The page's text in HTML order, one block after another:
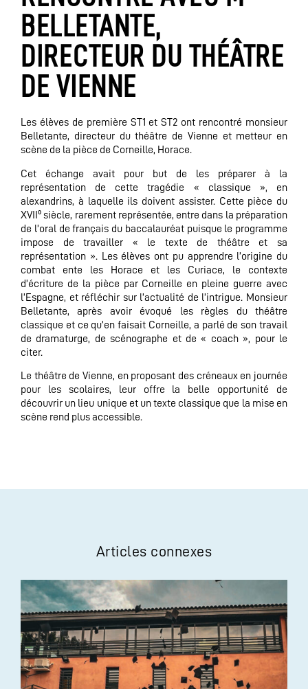
BELLETANTE,
DIRECTEUR DU THÉÂTRE
DE VIENNE
Les élèves de première ST1 et ST2 ont rencontré monsieur
Belletante, directeur du théâtre de Vienne et metteur en
scène de la pièce de Corneille, Horace.
Cet échange avait pour but de les préparer à la
représentation de cette tragédie « classique », en
alexandrins, à laquelle ils doivent assister. Cette pièce du
XVIIº siècle, rarement représentée, entre dans la préparation
de l’oral de français du baccalauréat puisque le programme
impose de travailler « le texte de théâtre et sa
représentation ». Les élèves ont pu apprendre l’origine du
combat ente les Horace et les Curiace, le contexte
d’écriture de la pièce par Corneille en pleine guerre avec
l’Espagne, et réfléchir sur l’actualité de l’intrigue. Monsieur
Belletante, après avoir évoqué les règles du théâtre
classique et ce qu’en faisait Corneille, a parlé de son travail
de dramaturge, de scénographe et de « coach », pour le
citer.
Le théâtre de Vienne, en proposant des créneaux en journée
pour les scolaires, leur offre la belle opportunité de
découvrir un lieu unique et un texte classique que la mise en
scène rend plus accessible.
Articles connexes